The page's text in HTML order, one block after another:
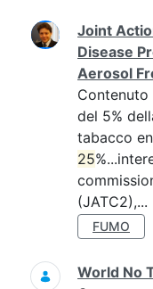
Joint
Disease
Aerosol
Contenuto
del 5%
tabacco
25
(JATC2),...
FUMO
World No